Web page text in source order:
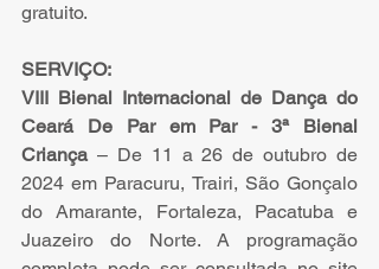
gratuito.
SERVIÇO:
VIII Bienal Internacional de Dança do
Ceará De Par em Par - 3ª Bienal
Criança – De 11 a 26 de outubro de
2024 em Paracuru, Trairi, São Gonçalo
do Amarante, Fortaleza, Pacatuba e
Juazeiro do Norte. A programação